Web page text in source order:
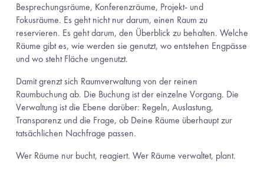
Besprechungsräume, Konferenzräume, Projekt- und
Fokusräume. Es geht nicht nur darum, einen Raum zu
reservieren. Es geht darum, den Überblick zu behalten. Welche
Räume gibt es, wie werden sie genutzt, wo entstehen Engpässe
und wo steht Fläche ungenutzt.
Damit grenzt sich Raumverwaltung von der reinen
Raumbuchung ab. Die Buchung ist der einzelne Vorgang. Die
Verwaltung ist die Ebene darüber: Regeln, Auslastung,
Transparenz und die Frage, ob Deine Räume überhaupt zur
tatsächlichen Nachfrage passen.
Wer Räume nur bucht, reagiert. Wer Räume verwaltet, plant.